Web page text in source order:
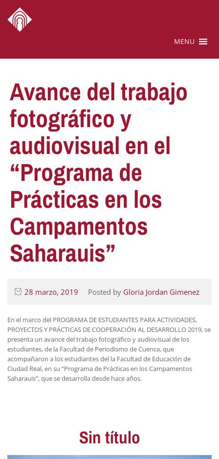
MENU
Avance del trabajo
fotográfico y
audiovisual en el
“Programa de
Prácticas en los
Campamentos
Saharauis”
28 marzo, 2019 Posted by Gloria Jordan Gimenez
En el marco del PROGRAMA DE ESTUDIANTES PARA ACTIVIDADES,
PROYECTOS Y PRÁCTICAS DE COOPERACIÓN AL DESARROLLO 2019, se
presenta un avance del trabajo fotográfico y audiovisual de los
estudiantes, de la Facultad de Periodismo de Cuenca, que
acompañaron a los estudiantes del la Facultad de Educación de
Ciudad Real, en su “Programa de Prácticas en los Campamentos
Saharauis”, que se desarrolla desde hace años.
Sin título